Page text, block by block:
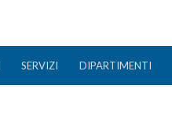
SERVIZI DIPARTIMENTI